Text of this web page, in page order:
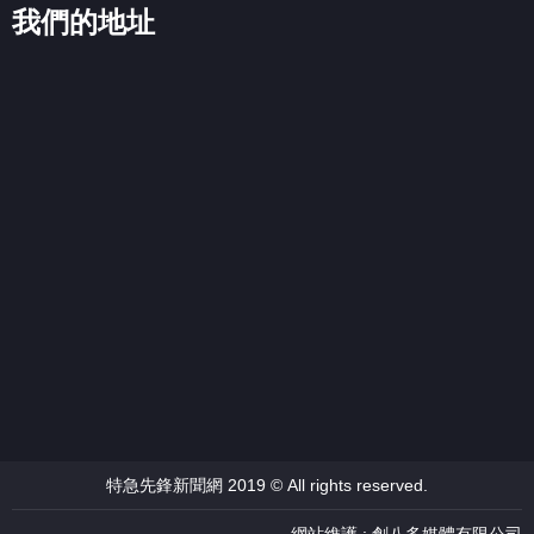
我們的地址
特急先鋒新聞網 2019 © All rights reserved.